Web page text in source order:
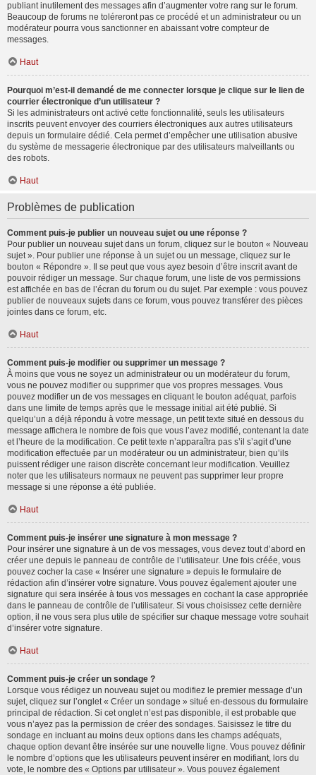
publiant inutilement des messages afin d’augmenter votre rang sur le forum.
Beaucoup de forums ne toléreront pas ce procédé et un administrateur ou un
modérateur pourra vous sanctionner en abaissant votre compteur de
messages.
Haut
Pourquoi m’est-il demandé de me connecter lorsque je clique sur le lien de
courrier électronique d’un utilisateur ?
Si les administrateurs ont activé cette fonctionnalité, seuls les utilisateurs
inscrits peuvent envoyer des courriers électroniques aux autres utilisateurs
depuis un formulaire dédié. Cela permet d’empêcher une utilisation abusive
du système de messagerie électronique par des utilisateurs malveillants ou
des robots.
Haut
Problèmes de publication
Comment puis-je publier un nouveau sujet ou une réponse ?
Pour publier un nouveau sujet dans un forum, cliquez sur le bouton « Nouveau
sujet ». Pour publier une réponse à un sujet ou un message, cliquez sur le
bouton « Répondre ». Il se peut que vous ayez besoin d’être inscrit avant de
pouvoir rédiger un message. Sur chaque forum, une liste de vos permissions
est affichée en bas de l’écran du forum ou du sujet. Par exemple : vous pouvez
publier de nouveaux sujets dans ce forum, vous pouvez transférer des pièces
jointes dans ce forum, etc.
Haut
Comment puis-je modifier ou supprimer un message ?
À moins que vous ne soyez un administrateur ou un modérateur du forum,
vous ne pouvez modifier ou supprimer que vos propres messages. Vous
pouvez modifier un de vos messages en cliquant le bouton adéquat, parfois
dans une limite de temps après que le message initial ait été publié. Si
quelqu’un a déjà répondu à votre message, un petit texte situé en dessous du
message affichera le nombre de fois que vous l’avez modifié, contenant la date
et l’heure de la modification. Ce petit texte n’apparaîtra pas s’il s’agit d’une
modification effectuée par un modérateur ou un administrateur, bien qu’ils
puissent rédiger une raison discrète concernant leur modification. Veuillez
noter que les utilisateurs normaux ne peuvent pas supprimer leur propre
message si une réponse a été publiée.
Haut
Comment puis-je insérer une signature à mon message ?
Pour insérer une signature à un de vos messages, vous devez tout d’abord en
créer une depuis le panneau de contrôle de l’utilisateur. Une fois créée, vous
pouvez cocher la case « Insérer une signature » depuis le formulaire de
rédaction afin d’insérer votre signature. Vous pouvez également ajouter une
signature qui sera insérée à tous vos messages en cochant la case appropriée
dans le panneau de contrôle de l’utilisateur. Si vous choisissez cette dernière
option, il ne vous sera plus utile de spécifier sur chaque message votre souhait
d’insérer votre signature.
Haut
Comment puis-je créer un sondage ?
Lorsque vous rédigez un nouveau sujet ou modifiez le premier message d’un
sujet, cliquez sur l’onglet « Créer un sondage » situé en-dessous du formulaire
principal de rédaction. Si cet onglet n’est pas disponible, il est probable que
vous n’ayez pas la permission de créer des sondages. Saisissez le titre du
sondage en incluant au moins deux options dans les champs adéquats,
chaque option devant être insérée sur une nouvelle ligne. Vous pouvez définir
le nombre d’options que les utilisateurs peuvent insérer en modifiant, lors du
vote, le nombre des « Options par utilisateur ». Vous pouvez également